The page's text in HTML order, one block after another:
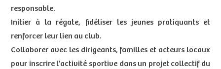
responsable.
Initier à la régate, fidéliser les jeunes pratiquants et
renforcer leur lien au club.
Collaborer avec les dirigeants, familles et acteurs locaux
pour inscrire l’activité sportive dans un projet collectif du